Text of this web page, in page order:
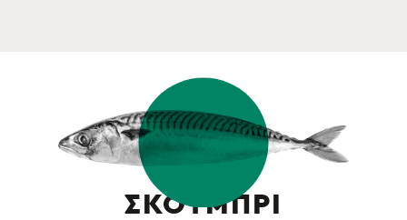
ΣΚΟΥΜΠΡΙ